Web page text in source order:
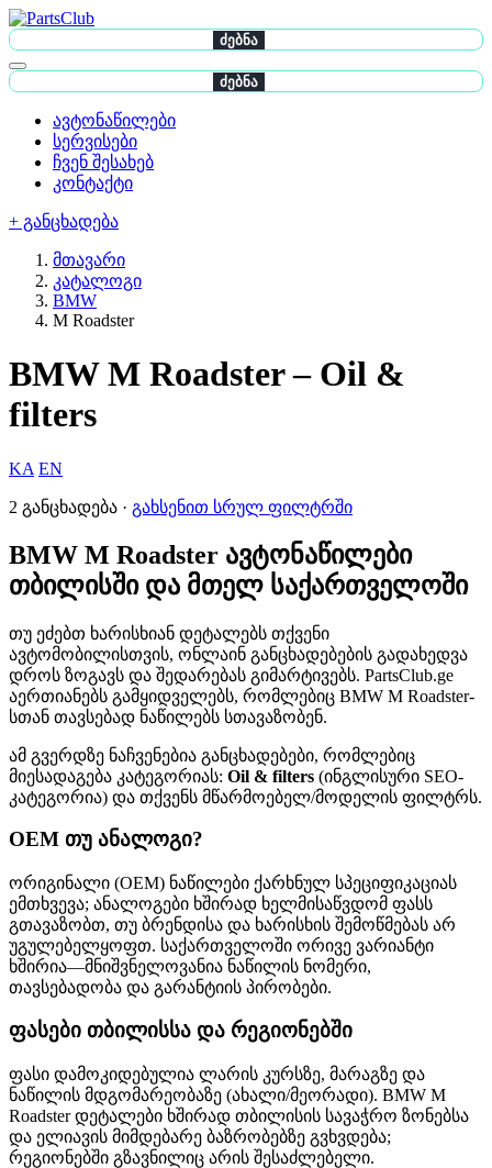
ძებნა
ძებნა
ავტონაწილები
სერვისები
ჩვენ შესახებ
კონტაქტი
+ განცხადება
მთავარი
კატალოგი
BMW
M Roadster
BMW M Roadster – Oil &
filters
KA EN
2 განცხადება · გახსენით სრულ ფილტრში
BMW M Roadster ავტონაწილები
თბილისში და მთელ საქართველოში
თუ ეძებთ ხარისხიან დეტალებს თქვენი
ავტომობილისთვის, ონლაინ განცხადებების გადახედვა
დროს ზოგავს და შედარებას გიმარტივებს. PartsClub.ge
აერთიანებს გამყიდველებს, რომლებიც BMW M Roadster-
სთან თავსებად ნაწილებს სთავაზობენ.
ამ გვერდზე ნაჩვენებია განცხადებები, რომლებიც
მიესადაგება კატეგორიას: Oil & filters (ინგლისური SEO-
კატეგორია) და თქვენს მწარმოებელ/მოდელის ფილტრს.
OEM თუ ანალოგი?
ორიგინალი (OEM) ნაწილები ქარხნულ სპეციფიკაციას
ემთხვევა; ანალოგები ხშირად ხელმისაწვდომ ფასს
გთავაზობთ, თუ ბრენდისა და ხარისხის შემოწმებას არ
უგულებელყოფთ. საქართველოში ორივე ვარიანტი
ხშირია—მნიშვნელოვანია ნაწილის ნომერი,
თავსებადობა და გარანტიის პირობები.
ფასები თბილისსა და რეგიონებში
ფასი დამოკიდებულია ლარის კურსზე, მარაგზე და
ნაწილის მდგომარეობაზე (ახალი/მეორადი). BMW M
Roadster დეტალები ხშირად თბილისის სავაჭრო ზონებსა
და ელიავის მიმდებარე ბაზრობებზე გვხვდება;
რეგიონებში გზავნილიც არის შესაძლებელი.